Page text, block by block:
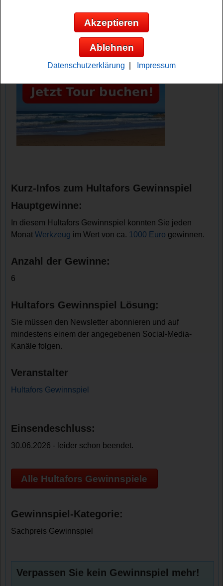
Kurz-Infos zum Hultafors Gewinnspiel
Hauptgewinne:
In diesem Hultafors Gewinnspiel konnten Sie jeden
MonatWerkzeug im Wert von ca. 1000 Euro gewinnen.
Anzahl der Gewinne:
6
Hultafors Gewinnspiel Lösung:
Sie müssen den Newsletter abonnieren und auf
mindestens einem der angegebenen Social-Media-
Kanäle folgen.
Veranstalter
Hultafors Gewinnspiel
Einsendeschluss:
30.06.2026 - leider schon beendet.
Alle Hultafors Gewinnspiele
Gewinnspiel-Kategorie:
Sachpreis Gewinnspiel
Verpassen Sie kein Gewinnspiel mehr!
Akzeptieren
Ablehnen
Datenschutzerklärung Impressum